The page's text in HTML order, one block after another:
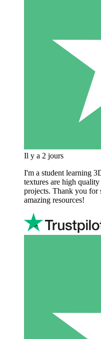
Il y a 2 jours
I'm a student learning
textures are high
projects. Thank you for
amazing resources!